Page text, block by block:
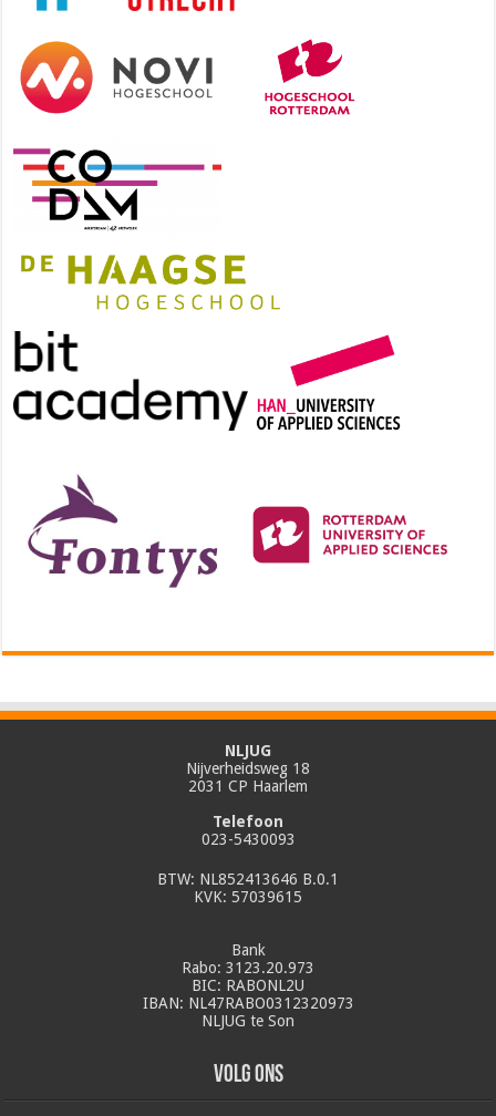
NLJUG
Nijverheidsweg 18
2031 CP Haarlem
Telefoon
023-5430093
BTW: NL852413646 B.0.1
KVK: 57039615
Bank
Rabo: 3123.20.973
BIC: RABONL2U
IBAN: NL47RABO0312320973
NLJUG te Son
Volg ons